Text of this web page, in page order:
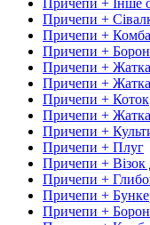
Причепи +
Причепи +
Причепи +
Причепи + Жатка
Причепи + Жатка
Причепи + Коток
Причепи +
Причепи +
Причепи + Плуг
Причепи + Візок
Причепи +
Причепи +
Причепи +